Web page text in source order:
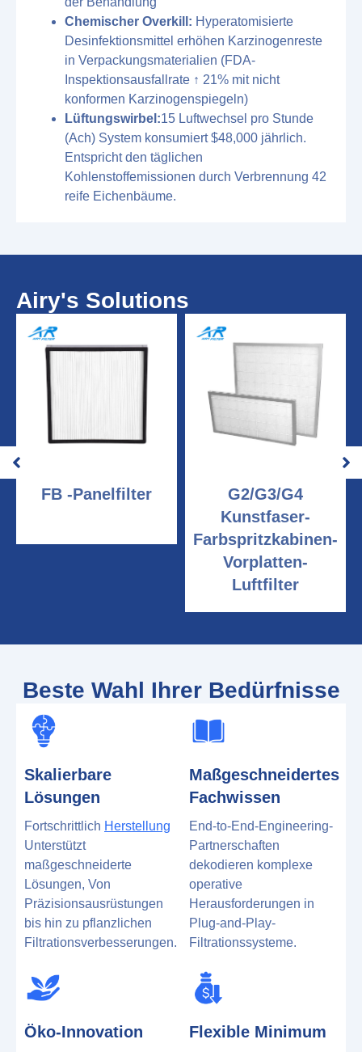
Chemischer Overkill: Hyperatomisierte
Desinfektionsmittel erhöhen Karzinogenreste
in Verpackungsmaterialien (FDA-
Inspektionsausfallrate ↑ 21% mit nicht
konformen Karzinogenspiegeln)
Lüftungswirbel:15 Luftwechsel pro Stunde
(Ach) System konsumiert $48,000 jährlich.
Entspricht den täglichen
Kohlenstoffemissionen durch Verbrennung 42
reife Eichenbäume.
Airy's Solutions
FB -Panelfilter
G2/G3/G4
Kunstfaser-
Farbspritzkabinen-
Vorplatten-
Luftfilter
Beste Wahl Ihrer Bedürfnisse
Skalierbare
Lösungen
Fortschrittlich Herstellung
Unterstützt
maßgeschneiderte
Lösungen, Von
Präzisionsausrüstungen
bis hin zu pflanzlichen
Filtrationsverbesserungen.
Maßgeschneidertes
Fachwissen
End-to-End-Engineering-
Partnerschaften
dekodieren komplexe
operative
Herausforderungen in
Plug-and-Play-
Filtrationssysteme.
Öko-Innovation Flexible Minimum